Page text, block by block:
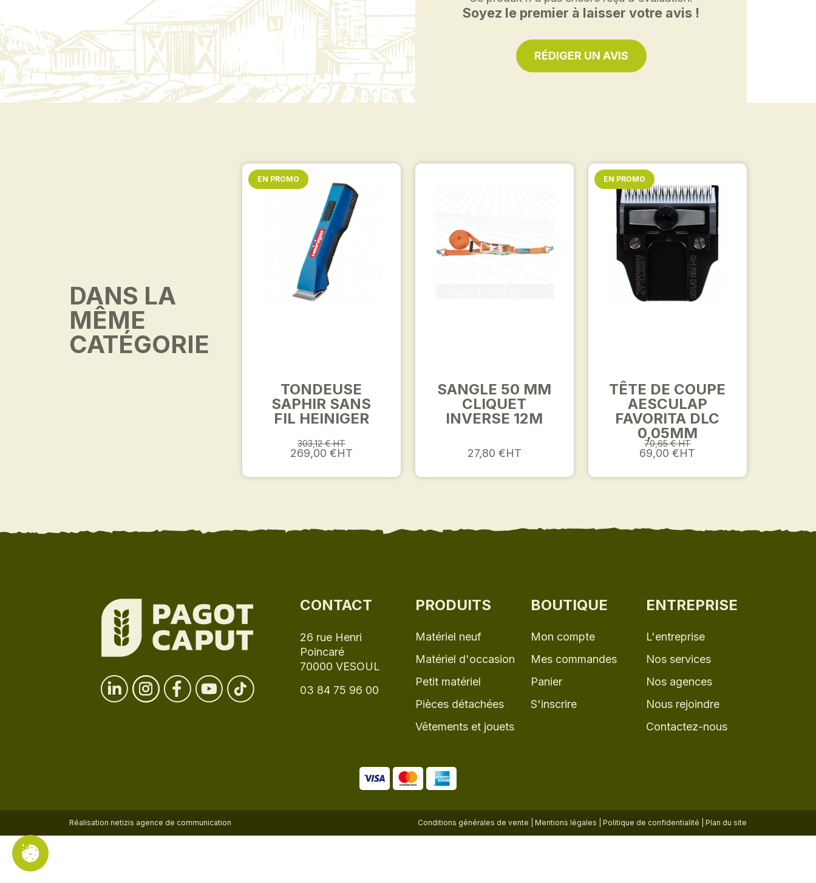
Soyez le premier à laisser votre avis !
RÉDIGER UN AVIS
DANS LA
MÊME
CATÉGORIE
TONDEUSE
SAPHIR SANS
FIL HEINIGER
303,12 € HT
269,00 €HT
EN PROMO
SANGLE 50 MM
CLIQUET
INVERSE 12M
27,80 €HT
TÊTE DE COUPE
AESCULAP
FAVORITA DLC
0,05MM
70,65 € HT
69,00 €HT
EN PROMO
CONTACT
26 rue Henri
Poincaré
70000 VESOUL
03 84 75 96 00
PRODUITS
Matériel neuf
Matériel d'occasion
Petit matériel
Pièces détachées
Vêtements et jouets
BOUTIQUE
Mon compte
Mes commandes
Panier
S'inscrire
ENTREPRISE
L'entreprise
Nos services
Nos agences
Nous rejoindre
Contactez-nous
Réalisation netizis agence de communication Conditions générales de vente Mentions légales Politique de confidentialité Plan du site